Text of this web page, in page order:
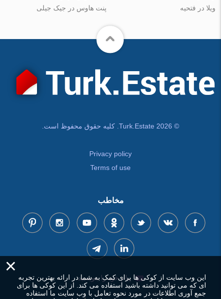
ویلا در فتحیه
پنت هاوس در جیک جیلی
© Turk.Estate 2026. کلیه حقوق محفوظ است.
Privacy policy
Terms of use
مخاطب
پیام خود را بنویسید
×
این وب سایت از کوکی ها برای کمک به شما در ارائه بهترین تجربه
ای که می توانید داشته باشید استفاده می کند. از این کوکی ها برای
جمع آوری اطلاعات در مورد نحوه تعامل با وب سایت ما استفاده